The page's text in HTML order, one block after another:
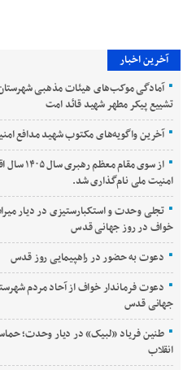
آخرین اخبار
آمادگی موکب‌های هیئات مذهبی
تشییع پیکر مطهر شهید قائد امت
آخرین واگویه‌های مکتوب شهید مدافع
از سوی
امنیت ملی نام‌گذاری شد.
تجلی وحدت و استکبارستیزی در دیار
خواف در روز جهانی قدس
دعوت به حضور در راهپیمایی روز قدس
دعوت فرماندار خواف از آحاد مردم
جهانی قدس
طنین فریاد «لبیک» در دیار وحدت؛
انقلاب